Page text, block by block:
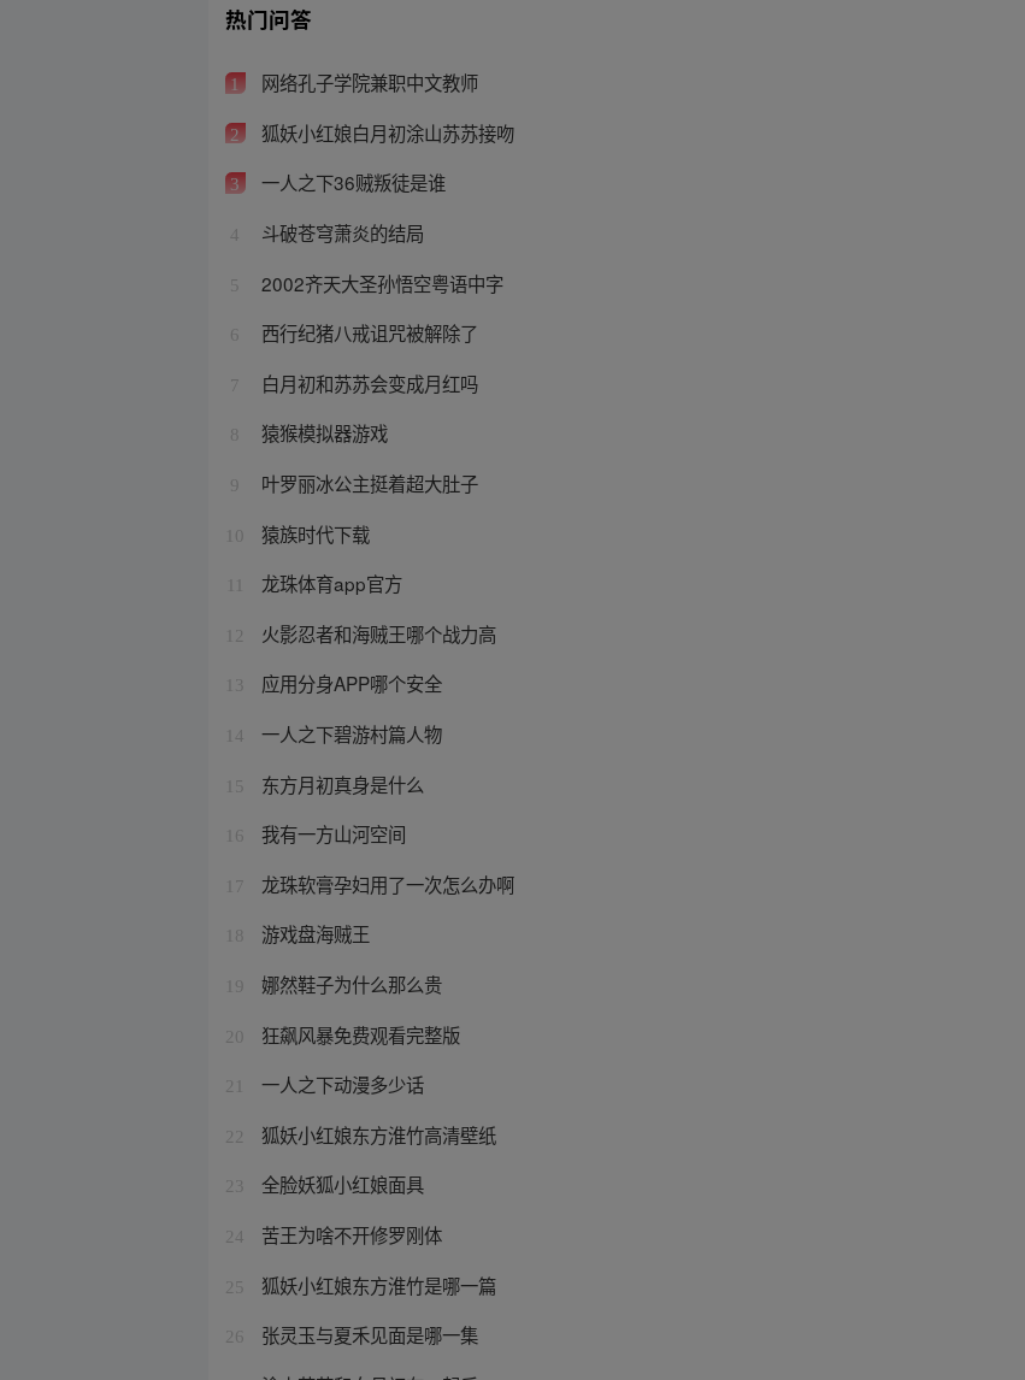
热门问答
1 网络孔子学院兼职中文教师
2 狐妖小红娘白月初涂山苏苏接吻
3 一人之下36贼叛徒是谁
4 斗破苍穹萧炎的结局
5 2002齐天大圣孙悟空粤语中字
6 西行纪猪八戒诅咒被解除了
7 白月初和苏苏会变成月红吗
8 猿猴模拟器游戏
9 叶罗丽冰公主挺着超大肚子
10 猿族时代下载
龙珠体育app官方
12 火影忍者和海贼王哪个战力高
13 应用分身APP哪个安全
14 一人之下碧游村篇人物
15 东方月初真身是什么
16 我有一方山河空间
17 龙珠软膏孕妇用了一次怎么办啊
18 游戏盘海贼王
19 娜然鞋子为什么那么贵
20 狂飙风暴免费观看完整版
21 一人之下动漫多少话
22 狐妖小红娘东方淮竹高清壁纸
23 全脸妖狐小红娘面具
24 苦王为啥不开修罗刚体
25 狐妖小红娘东方淮竹是哪一篇
26 张灵玉与夏禾见面是哪一集